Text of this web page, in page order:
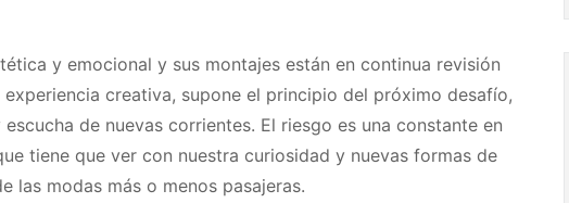
y emocional y sus montajes están en continua revisión
creativa, supone el principio del próximo desafío,
de nuevas corrientes. El riesgo es una constante en
tiene que ver con nuestra curiosidad y nuevas formas de
las modas más o menos pasajeras.